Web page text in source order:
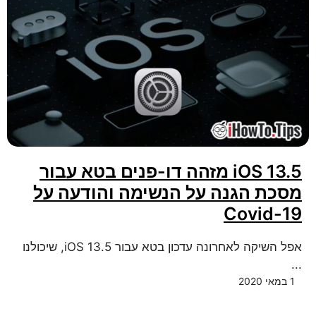
iOS 13.5 מזהה דו-פנים בטא עבור
מסכת הגנה על הנשימה והודעה על
Covid-19
אפל השיקה לאחרונה עדכון בטא עבור iOS 13.5, שיכולנו
...
1 במאי 2020